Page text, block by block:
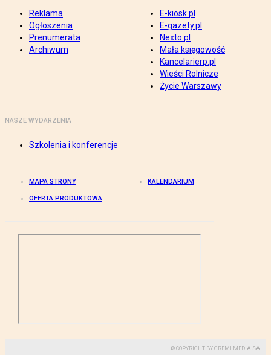
Reklama
Ogłoszenia
Prenumerata
Archiwum
E-kiosk.pl
E-gazety.pl
Nexto.pl
Mała księgowość
Kancelarierp.pl
Wieści Rolnicze
Życie Warszawy
NASZE WYDARZENIA
Szkolenia i konferencje
MAPA STRONY KALENDARIUM
OFERTA PRODUKTOWA
© COPYRIGHT BY GREMI MEDIA SA